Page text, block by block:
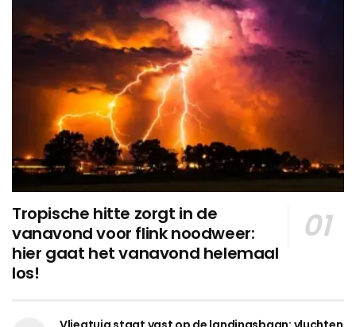
Tropische hitte zorgt in de
vanavond voor flink noodweer:
hier gaat het vanavond helemaal
los!